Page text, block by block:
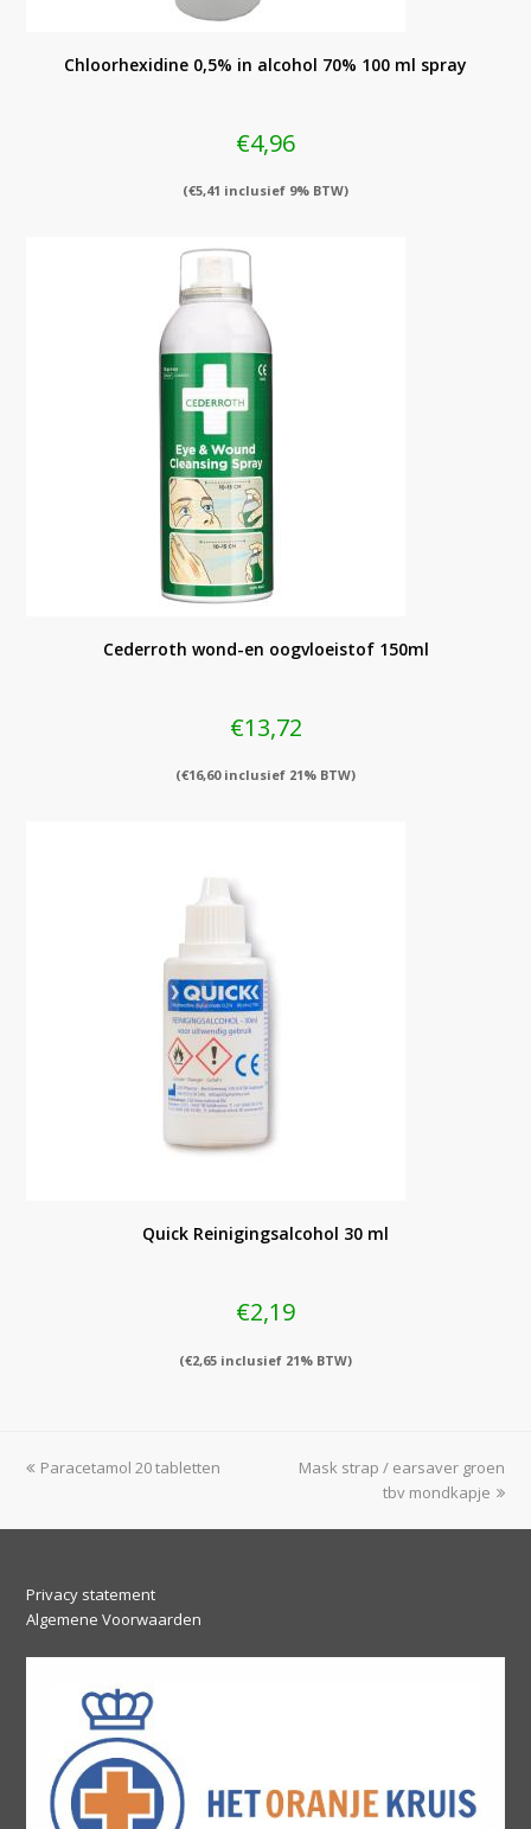
Chloorhexidine 0,5% in alcohol 70% 100 ml spray
€4,96
(€5,41 inclusief 9% BTW)
Cederroth wond-en oogvloeistof 150ml
€13,72
(€16,60inclusief 21% BTW)
Quick Reinigingsalcohol 30 ml
€2,19
(€2,65 inclusief 21% BTW)
previous
Paracetamol 20 tabletten
next
Mask strap / earsaver groen
tbv mondkapje
Privacy statement
Algemene Voorwaarden